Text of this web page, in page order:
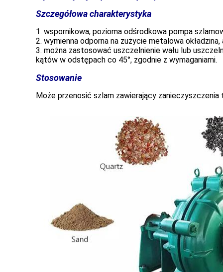
Szczegółowa charakterystyka
1. wspornikowa, pozioma odśrodkowa pompa
2. wymienna odporna na zużycie metalowa
3. można zastosować uszczelnienie wału lub
kątów w odstępach co 45°, zgodnie z wymaganiami.
Stosowanie
Może przenosić szlam zawierający